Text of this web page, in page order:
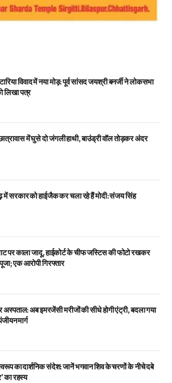
विवाद में नया मोड़: पूर्व सांसद जयश्री बनर्जी ने लोकसभा
लिखा पत्र
में घुसे दो जंगली हाथी, बाउंड्री वॉल तोड़कर अंदर
में सरकार को हाईजैक कर चला रहे हैं मोदी: संजय सिंह
पर काला जादू, हाईकोर्ट के चीफ जस्टिस की फोटो रखकर
एक आरोपी गिरफ्तार
अब इमरजेंसी मरीजों की सीधे होगी एंट्री, बदला गया
मार्ग
का दार्शनिक संदेश: जानें भगवान शिव के चरणों के नीचे दबे
का रहस्य